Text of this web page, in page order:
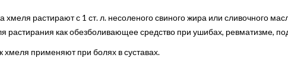
хмеля растирают с 1 ст. л. несоленого свиного жира или сливочного
растирания как обезболивающее средство при ушибах, ревматизме,
хмеля применяют при болях в суставах.